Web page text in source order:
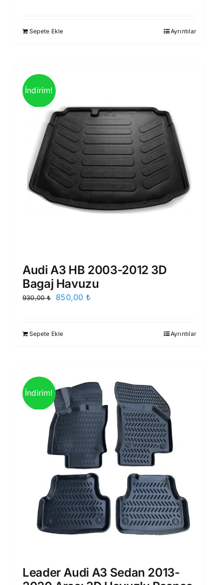
Sepete Ekle Ayrıntılar
İndirim!
Audi A3 HB 2003-2012 3D
Bagaj Havuzu
930,00₺
Orijinal
850,00 ₺
Sepete Ekle Ayrıntılar
İndirim!
Leader Audi A3 Sedan 2013-